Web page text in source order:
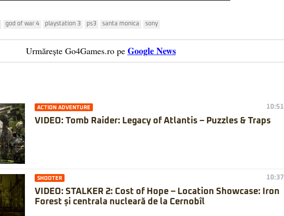
god of war 4 playstation 3 ps3 santa monica sony
Urmărește Go4Games.ro pe Google News
ACTION ADVENTURE 10:51
VIDEO: Tomb Raider: Legacy of Atlantis – Puzzles & Traps
SHOOTER 10:37
VIDEO: STALKER 2: Cost of Hope – Location Showcase: Iron
Forest și centrala nucleară de la Cernobîl